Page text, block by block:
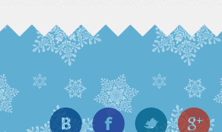
Вконтакте Facebook Twitter